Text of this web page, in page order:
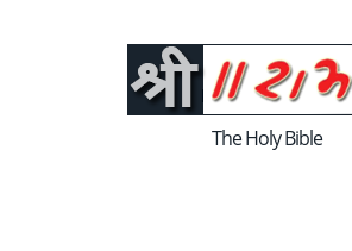
The Holy Bible